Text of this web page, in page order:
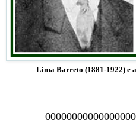
Lima Barreto (1881-1922) e